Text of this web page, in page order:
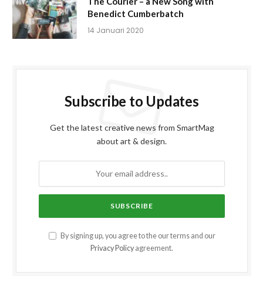
Benedict Cumberbatch
14 Januari 2020
Subscribe to Updates
Get the latest creative news from SmartMag
about art & design.
By signing up, you agree to the our terms and our
Privacy Policy agreement.